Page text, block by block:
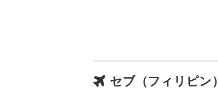
セブ（フィリピン）